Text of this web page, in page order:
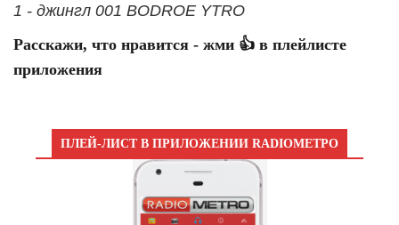
1 - джингл 001 BODROE YTRO
Расскажи, что нравится - жми 👍 в плейлисте
приложения
ПЛЕЙ-ЛИСТ В ПРИЛОЖЕНИИ RADIOМЕТРО